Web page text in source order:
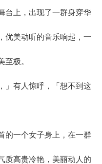
上，出现了一群身穿华
优美动听的音乐响起，一
至极。
有人惊呼，「想不到这
一个女子身上，在一群
质高贵冷艳，美丽动人的